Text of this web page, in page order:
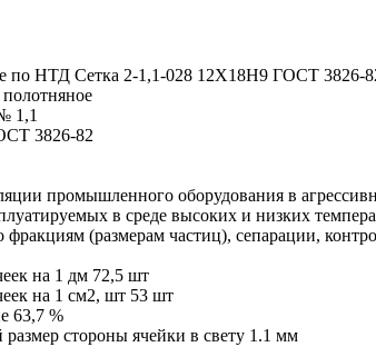
по НТД Сетка 2-1,1-028 12Х18Н9 ГОСТ 3826-
полотняное
1,1
3826-82
промышленного оборудования в
в среде высоких и низких
фракциям (размерам частиц), сепарации,
на 1 дм 72,5 шт
на 1 см2, шт 53 шт
63,7 %
стороны ячейки в свету 1.1 мм